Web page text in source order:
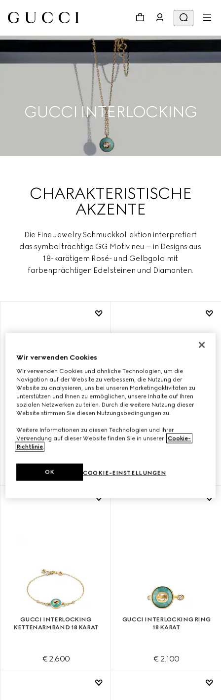
GUCCI INTERLOCKING
CHARAKTERISTISCHE
AKZENTE
Die Fine Jewelry Schmuckkollektion interpretiert
das symbolträchtige GG Motiv neu – in Designs aus
18-karätigem Rosé- und Gelbgold mit
farbenprächtigen Edelsteinen und Diamanten.
GUCCI INTERLOCKING
HALSKETTE MIT ANHÄNGER
18 KARAT
€ 3.100
GUCCI INTERLOCKING
OHRRINGE 18 KARAT
€ 2.950
GUCCI INTERLOCKING
KETTENARMBAND 18 KARAT
€ 2.600
GUCCI INTERLOCKING RING
18 KARAT
€ 2.100
Wir verwenden Cookies
Wir verwenden Cookies und ähnliche Technologien, um die
Navigation auf der Website zu verbessern, die Nutzung der
Website zu analysieren, uns bei unseren Marketingaktivitäten zu
unterstützen und Ihnen zu ermöglichen, unsere Inhalte auf Ihren
sozialen Netzwerken zu teilen. Durch die weitere Nutzung dieser
Website stimmen Sie diesen Nutzungsbedingungen zu.
Weitere Informationen zu diesen Technologien und ihrer
Verwendung auf dieser Website finden Sie in unserer Cookie-
Richtlinie.
COOKIE-EINSTELLUNGEN
OK